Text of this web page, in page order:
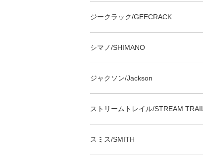
ジークラック/GEECRACK
シマノ/SHIMANO
ジャクソン/Jackson
ストリームトレイル/STREAM TRAIL
スミス/SMITH